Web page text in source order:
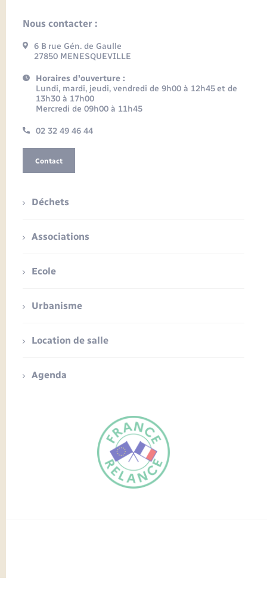
FR
Nous contacter :
6 B rue Gén. de Gaulle
27850 MENESQUEVILLE
Horaires d'ouverture :
Lundi, mardi, jeudi, vendredi de 9h00 à 12h45 et de
13h30 à 17h00
Mercredi de 09h00 à 11h45
02 32 49 46 44
Contact
Déchets
Associations
Ecole
Urbanisme
Location de salle
Agenda